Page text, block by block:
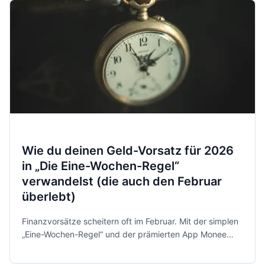
Wie du deinen Geld-Vorsatz für 2026
in „Die Eine-Wochen-Regel“
verwandelst (die auch den Februar
überlebt)
Finanzvorsätze scheitern oft im Februar. Mit der simplen
„Eine-Wochen-Regel“ und der prämierten App Monee